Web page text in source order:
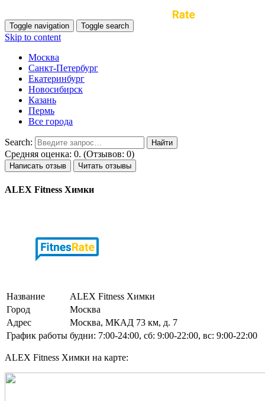
Toggle navigation Toggle search
Skip to content
Москва
Санкт-Петербург
Екатеринбург
Новосибирск
Казань
Пермь
Все города
Search:
Средняя оценка: 0. (Отзывов: 0)
Написать отзыв Читать отзывы
ALEX Fitness Химки
Название
ALEX Fitness Химки
Город
Москва
Адрес
Москва, МКАД 73 км, д. 7
График работы будни: 7:00-24:00, сб: 9:00-22:00, вс: 9:00-22:00
ALEX Fitness Химки на карте: